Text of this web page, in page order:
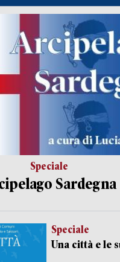
Speciale
Sardegna
Speciale
Una città e le